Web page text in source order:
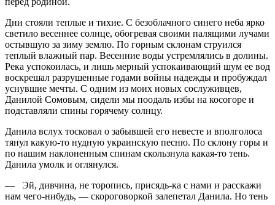
Дни стояли теплые и тихие. С безоблачного синего неба ярко
светило весеннее солнце, обогревая своими палящими лучами
остывшую за зиму землю. По горным склонам струился
теплый влажный пар. Весенние воды устремлялись в долины.
Река успокоилась, и лишь мерный успокаивающий шум ее вод
воскрешал разрушенные годами войны надежды и пробуждал
уснувшие мечты. С одним из моих новых сослуживцев,
Данилой Сомовым, сидели мы поодаль избы на косогоре и
подставляли спины горячему солнцу.
Данила вслух тосковал о забывшей его невесте и вполголоса
тянул какую-то нудную украинскую песню. По склону горы и
по нашим наклоненным спинам скользнула какая-то тень.
Данила умолк и оглянулся.
— Эй, дивчина, не торопись, присядь-ка с нами и расскажи
нам чего-нибудь, — скороговоркой залепетал Данила. Но тень